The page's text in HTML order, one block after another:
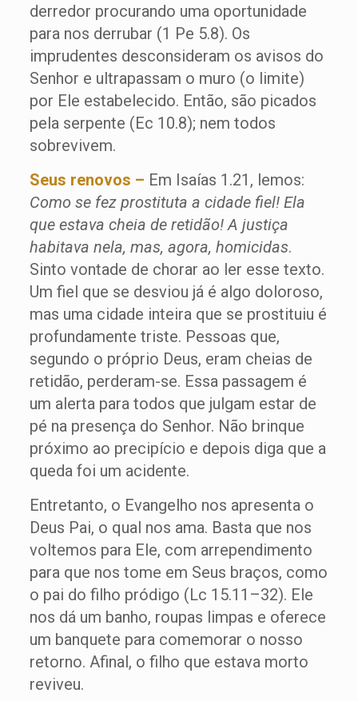
derredor procurando uma oportunidade
para nos derrubar (1 Pe 5.8). Os
imprudentes desconsideram os avisos do
Senhor e ultrapassam o muro (o limite)
por Ele estabelecido. Então, são picados
pela serpente (Ec 10.8); nem todos
sobrevivem.
Seus renovos – Em Isaías 1.21, lemos:
Como se fez prostituta a cidade fiel! Ela
que estava cheia de retidão! A justiça
habitava nela, mas, agora, homicidas.
Sinto vontade de chorar ao ler esse texto.
Um fiel que se desviou já é algo doloroso,
mas uma cidade inteira que se prostituiu é
profundamente triste. Pessoas que,
segundo o próprio Deus, eram cheias de
retidão, perderam-se. Essa passagem é
um alerta para todos que julgam estar de
pé na presença do Senhor. Não brinque
próximo ao precipício e depois diga que a
queda foi um acidente.
Entretanto, o Evangelho nos apresenta o
Deus Pai, o qual nos ama. Basta que nos
voltemos para Ele, com arrependimento
para que nos tome em Seus braços, como
o pai do filho pródigo (Lc 15.11–32). Ele
nos dá um banho, roupas limpas e oferece
um banquete para comemorar o nosso
retorno. Afinal, o filho que estava morto
reviveu.